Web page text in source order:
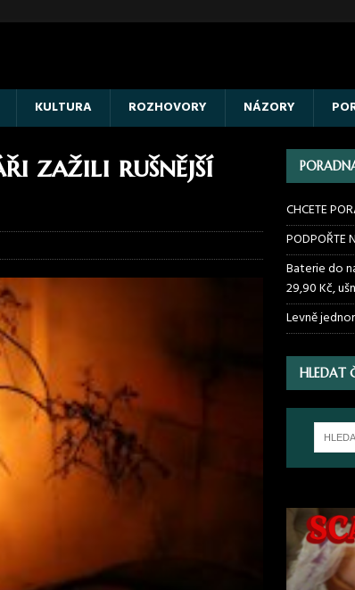
KULTURA ROZHOVORY NÁZORY
zažili rušnější
CHCETE
PODPOŘTE
Baterie do
29,90 Kč,
Levně
HLEDAT